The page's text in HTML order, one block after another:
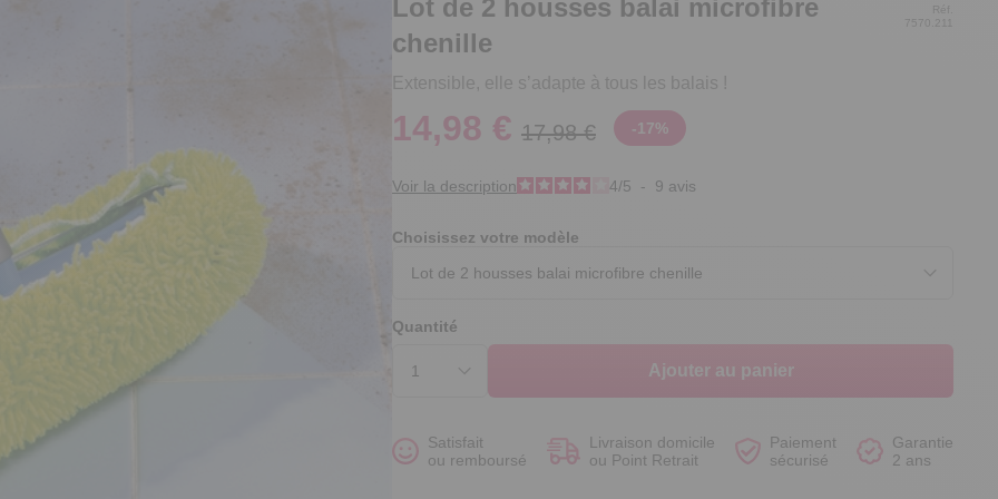
Voir le produit
Voir le produit
Voir le produit
Voir le produit
Lot de 2 housses balai microfibre
chenille
Extensible, elle s’adapte à tous les balais !
Réf.
7570.211
14,98 € 17,98 € -17%
Voir la description 4/5 - 9 avis
Choisissez votre modèle
Quantité
Ajouter au panier
Satisfait
ou remboursé
Livraison domicile
ou Point Retrait
Paiement
sécurisé
Garantie
2 ans